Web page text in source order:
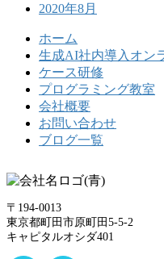
2020年8月
ホーム
生成AI社内導入オン
ケース研修
プログラミング教室
会社概要
お問い合わせ
ブログ一覧
〒194-0013
東京都町田市原町田5-5-2
キャピタルオシダ401